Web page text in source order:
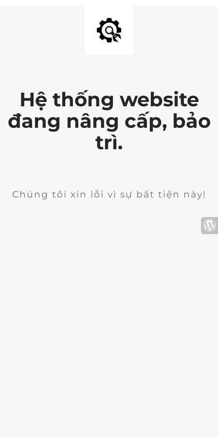
Hệ thống website
đang nâng cấp, bảo
trì.
Chúng tôi xin lỗi vì sự bất tiện này!